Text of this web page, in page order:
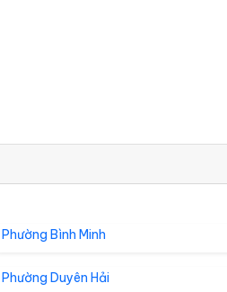
Phường Bình Minh
Phường Duyên Hải